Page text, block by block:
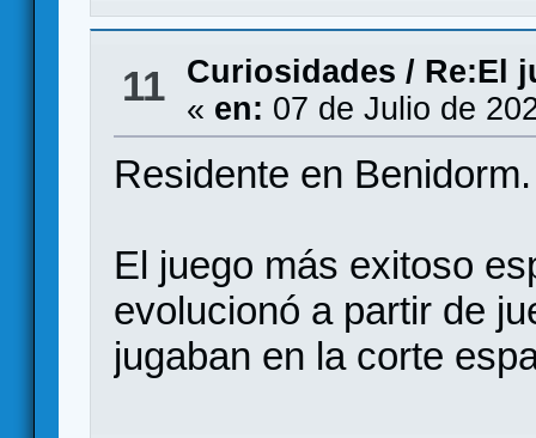
11 Curiosidades / Re:El
« en: 07 de Julio de
Residente en Benidorm.
El juego más exitoso
evolucionó a partir de
jugaban en la corte